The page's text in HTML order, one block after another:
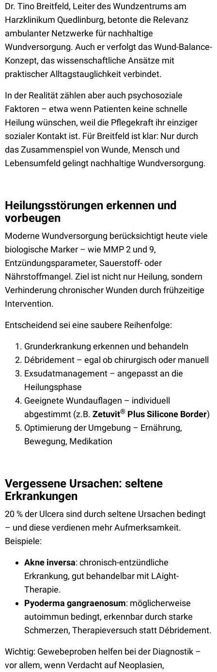
Dr. Tino Breitfeld, Leiter des Wundzentrums am
Harzklinikum Quedlinburg, betonte die Relevanz
ambulanter Netzwerke für nachhaltige
Wundversorgung. Auch er verfolgt das Wund-Balance-
Konzept, das wissenschaftliche Ansätze mit
praktischer Alltagstauglichkeit verbindet.
In der Realität zählen aber auch psychosoziale
Faktoren – etwa wenn Patienten keine schnelle
Heilung wünschen, weil die Pflegekraft ihr einziger
sozialer Kontakt ist. Für Breitfeld ist klar: Nur durch
das Zusammenspiel von Wunde, Mensch und
Lebensumfeld gelingt nachhaltige Wundversorgung.
Heilungsstörungen erkennen und
vorbeugen
Moderne Wundversorgung berücksichtigt heute viele
biologische Marker – wie MMP 2 und 9,
Entzündungsparameter, Sauerstoff- oder
Nährstoffmangel. Ziel ist nicht nur Heilung, sondern
Verhinderung chronischer Wunden durch frühzeitige
Intervention.
Entscheidend sei eine saubere Reihenfolge:
Grunderkrankung erkennen und behandeln
Débridement – egal ob chirurgisch oder manuell
Exsudatmanagement – angepasst an die
Heilungsphase
Geeignete Wundauflagen – individuell
abgestimmt (z.B. Zetuvit® Plus Silicone Border)
Optimierung der Umgebung – Ernährung,
Bewegung, Medikation
Vergessene Ursachen: seltene
Erkrankungen
20 % der Ulcera sind durch seltene Ursachen bedingt
– und diese verdienen mehr Aufmerksamkeit.
Beispiele:
Akne inversa: chronisch-entzündliche
Erkrankung, gut behandelbar mit LAight-
Therapie.
Pyoderma gangraenosum: möglicherweise
autoimmun bedingt, erkennbar durch starke
Schmerzen, Therapieversuch statt Débridement.
Wichtig: Gewebeproben helfen bei der Diagnostik –
vor allem, wenn Verdacht auf Neoplasien,